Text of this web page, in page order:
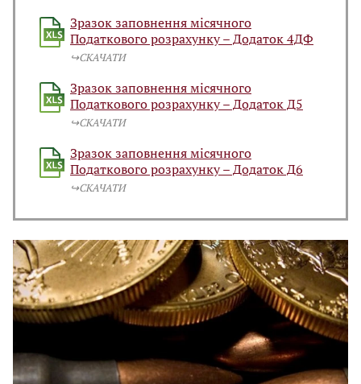
Зразок заповнення місячного
Податкового розрахунку – Додаток 4ДФ
↪️СКАЧАТИ
Зразок заповнення місячного
Податкового розрахунку – Додаток Д5
↪️СКАЧАТИ
Зразок заповнення місячного
Податкового розрахунку – Додаток Д6
↪️СКАЧАТИ